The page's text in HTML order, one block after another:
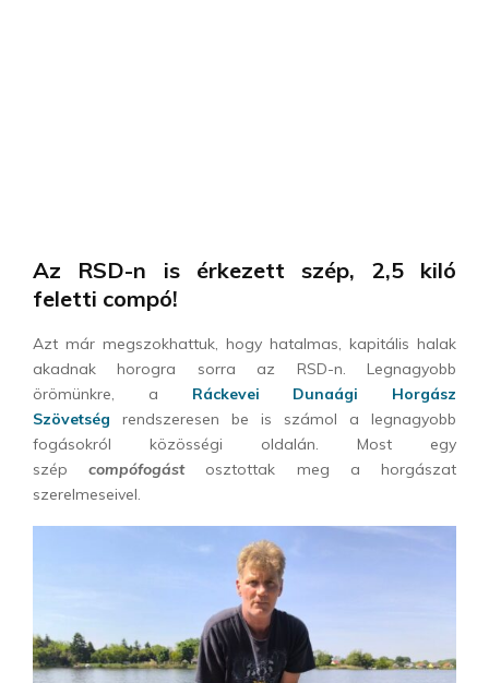
Az RSD-n is érkezett szép, 2,5 kiló
feletti compó!
Azt már megszokhattuk, hogy hatalmas, kapitális halak
akadnak horogra sorra az RSD-n. Legnagyobb
örömünkre, a Ráckevei Dunaági Horgász
Szövetség
rendszeresen be is számol a legnagyobb
fogásokról közösségi oldalán. Most egy
szépcompófogástosztottak meg a horgászat
szerelmeseivel.